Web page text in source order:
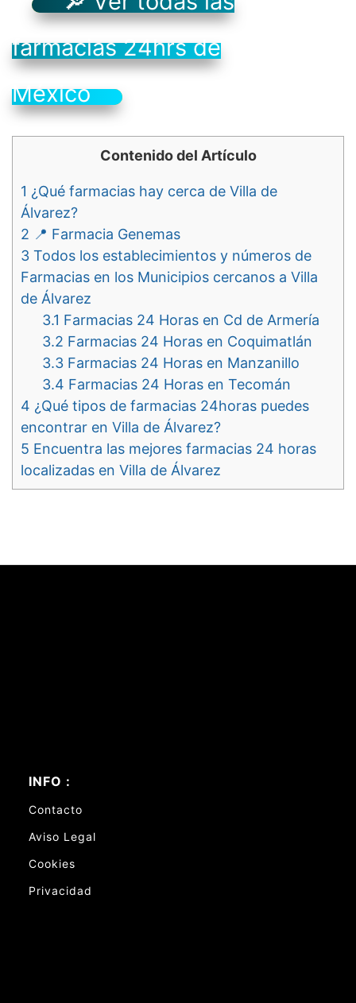
farmacias 24hrs de
México
Contenido del Artículo
1 ¿Qué farmacias hay cerca de Villa de
Álvarez?
2 📍 Farmacia Genemas
3 Todos los establecimientos y números de
Farmacias en los Municipios cercanos a Villa
de Álvarez
3.1 Farmacias 24 Horas en Cd de Armería
3.2 Farmacias 24 Horas en Coquimatlán
3.3 Farmacias 24 Horas en Manzanillo
3.4 Farmacias 24 Horas en Tecomán
4 ¿Qué tipos de farmacias 24horas puedes
encontrar en Villa de Álvarez?
5 Encuentra las mejores farmacias 24 horas
localizadas en Villa de Álvarez
INFO :
Contacto
Aviso Legal
Cookies
Privacidad